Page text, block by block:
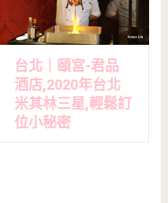
台北｜頤宮-君品
酒店,2020年台北
米其林三星,輕鬆訂
位小秘密